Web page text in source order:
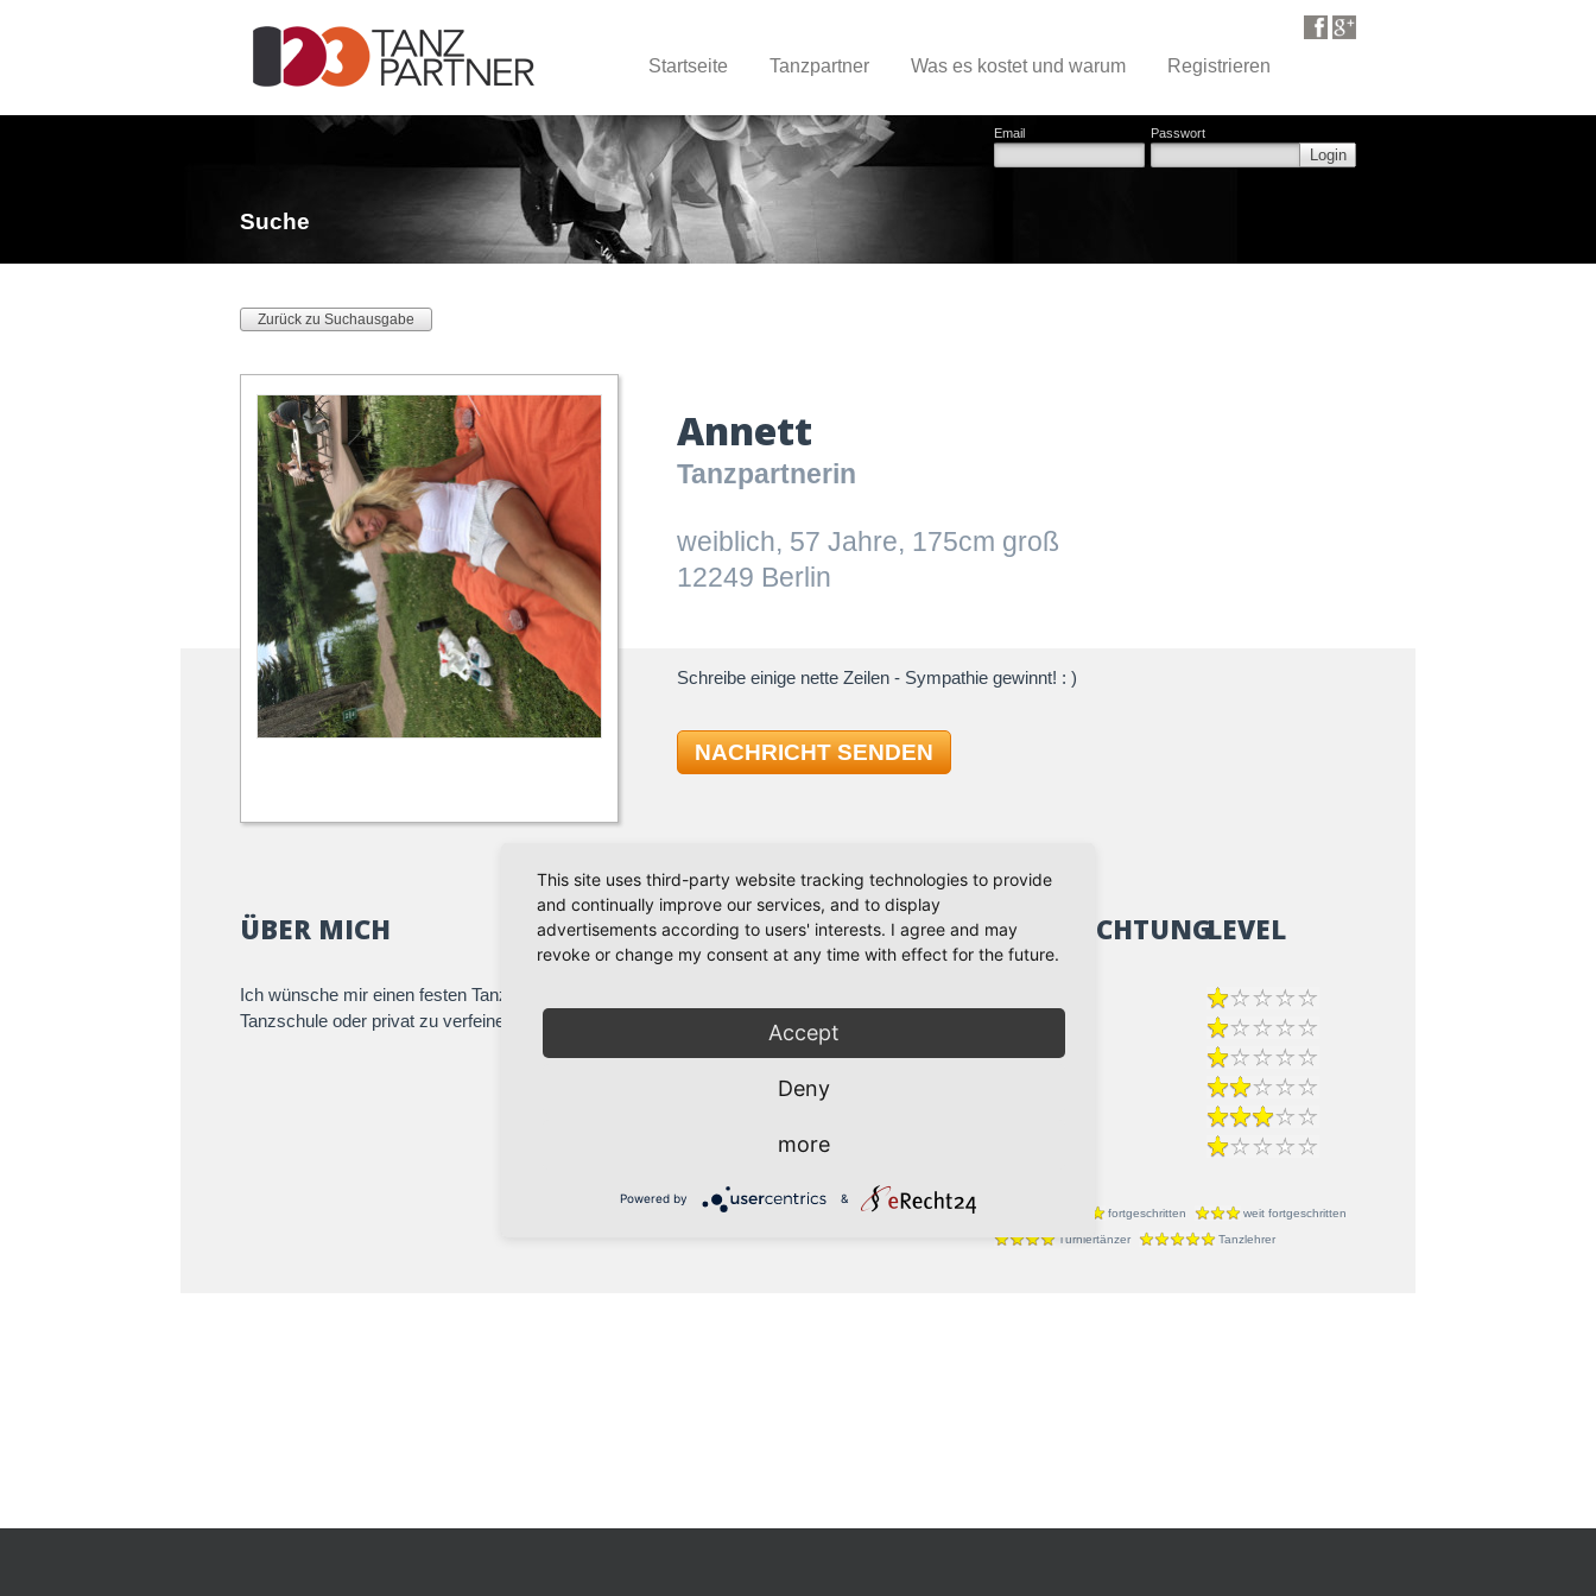
Startseite Tanzpartner Was es kostet und warum Registrieren
Email Passwort
Login
Suche
Zurück zu Suchausgabe
Annett
Tanzpartnerin
weiblich, 57 Jahre, 175cm groß
12249 Berlin
Schreibe einige nette Zeilen - Sympathie gewinnt! : )
NACHRICHT SENDEN
ÜBER MICH
Ich wünsche mir einen festen Tanzpartner, um die oben genannten Tänze in einer
Tanzschule oder privat zu verfeinern
TANZRICHTUNG
Samba
LEVEL
fortgeschritten
weit fortgeschritten
Turniertänzer
Tanzlehrer
This site uses third-party website tracking technologies to provide
and continually improve our services, and to display
advertisements according to users' interests. I agree and may
revoke or change my consent at any time with effect for the future.
Accept
Deny
more
Powered by &